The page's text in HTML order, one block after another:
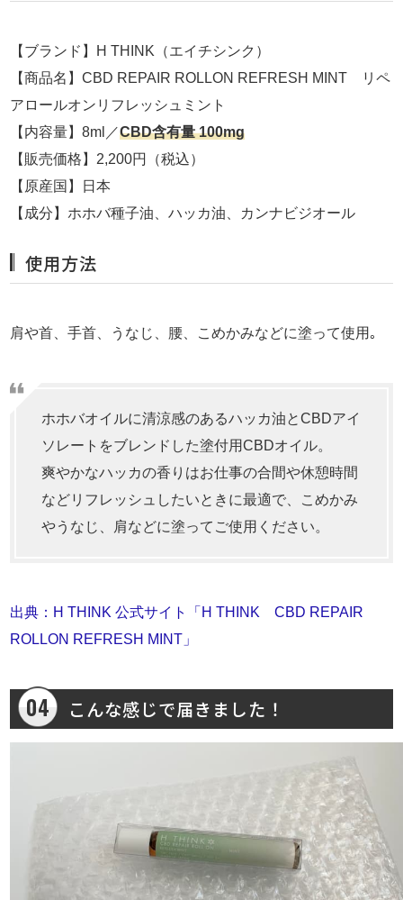
【ブランド】H THINK（エイチシンク）
【商品名】CBD REPAIR ROLLON REFRESH MINT リペ
アロールオンリフレッシュミント
【内容量】8ml／CBD含有量 100mg
【販売価格】2,200円（税込）
【原産国】日本
【成分】ホホバ種子油、ハッカ油、カンナビジオール
使用方法
肩や首、手首、うなじ、腰、こめかみなどに塗って使用｡
ホホバオイルに清涼感のあるハッカ油とCBDアイ
ソレートをブレンドした塗付用CBDオイル。
爽やかなハッカの香りはお仕事の合間や休憩時間
などリフレッシュしたいときに最適で、こめかみ
やうなじ、肩などに塗ってご使用ください。
出典：H THINK 公式サイト「H THINK CBD REPAIR
ROLLON REFRESH MINT」
こんな感じで届きました！